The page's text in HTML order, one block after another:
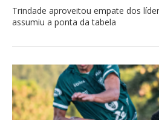
Trindade aproveitou empate dos
assumiu a ponta da tabela